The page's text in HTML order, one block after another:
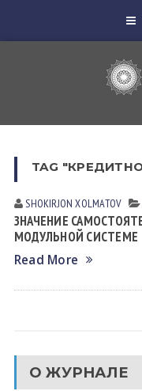
TAG
SHOKIRJON XOLMATOV
ЗНАЧЕНИЕ
МОДУЛЬНОЙ СИСТЕМЕ
Read More
О ЖУРНАЛЕ